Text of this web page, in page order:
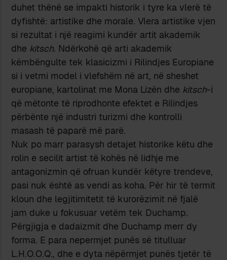
duhet thënë se impakti historik i tyre ka vlerë të
dyfishtë: artistike dhe morale. Vlera artistike vjen
si rezultat i një reagimi kundër artit akademik
dhe kitsch. Ndërkohë që arti akademik
këmbëngulte tek klasicizmi i Rilindjes Europiane
si i vetmi model i vlefshëm në art, në sheshet
europiane, kartolinat me Mona Lizën dhe kitsch-i
që mëtonte të riprodhonte efektet e Rilindjes
përbënte një industri turizmi dhe kontrolli
masash të paparë më parë.
Nuk po marr parasysh detajet historike këtu dhe
rolin e secilit artist të kohës në lidhje me
antagonizmin që ofruan kundër këtyre trendeve,
pasi nuk është as vendi as koha. Për hir të termit
kloun dhe legjitimitetit të kurorëzimit në fjalë
jam duke u fokusuar vetëm tek Duchamp.
Përgjigja e dadaizmit dhe Duchamp merr dy
forma. E para nepermjet punës së titulluar
L.H.O.O.Q., dhe e dyta nëpërmjet punës tjetër të